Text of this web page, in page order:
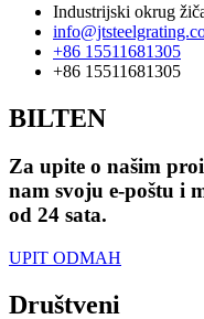
Industrijski okrug
+86 15511681305
+86 15511681305
BILTEN
Za upite o našim
nam svoju e-poštu i
od 24 sata.
UPIT ODMAH
Društveni